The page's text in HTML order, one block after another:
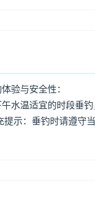
验与安全性：
水温适宜的时段垂
示：垂钓时请遵守